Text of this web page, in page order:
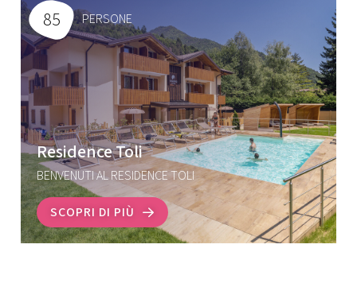
85 PERSONE
Residence Toli
BENVENUTI AL RESIDENCE TOLI
SCOPRI DI PIÙ